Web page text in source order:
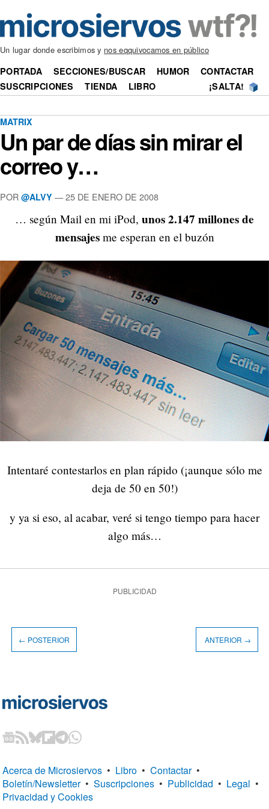
Un lugar donde escribimos y nos eqquivocamos en público
PORTADA SECCIONES/BUSCAR HUMOR
CONTACTAR
SUSCRIPCIONES
TIENDA LIBRO ¡SALTA!
MATRIX
Un par de días sin mirar el
correo y…
POR @ALVY —25 DE ENERO DE 2008
… según Mail en mi iPod, unos 2.147 millones de
mensajesme esperan en el buzón
Intentaré contestarlos en plan rápido (¡aunque sólo me
deja de 50 en 50!)
y ya si eso, al acabar, veré si tengo tiempo para hacer
algo más…
PUBLICIDAD
← POSTERIOR ANTERIOR →
Acerca de Microsiervos • Libro • Contactar •
Boletín/Newsletter • Suscripciones • Publicidad • Legal •
Privacidad y Cookies